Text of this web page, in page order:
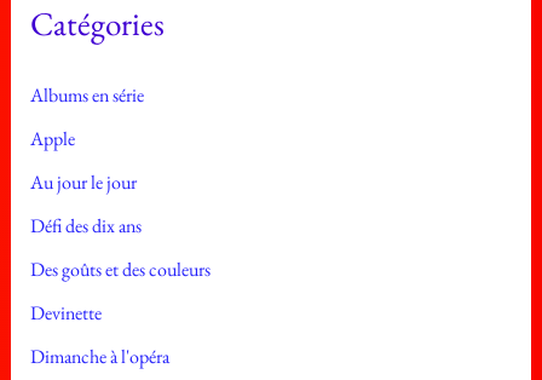
sCatégories
Albums en série
Apple
Au jour le jour
Défi des dix ans
Des goûts et des couleurs
Devinette
Dimanche à l'opéra